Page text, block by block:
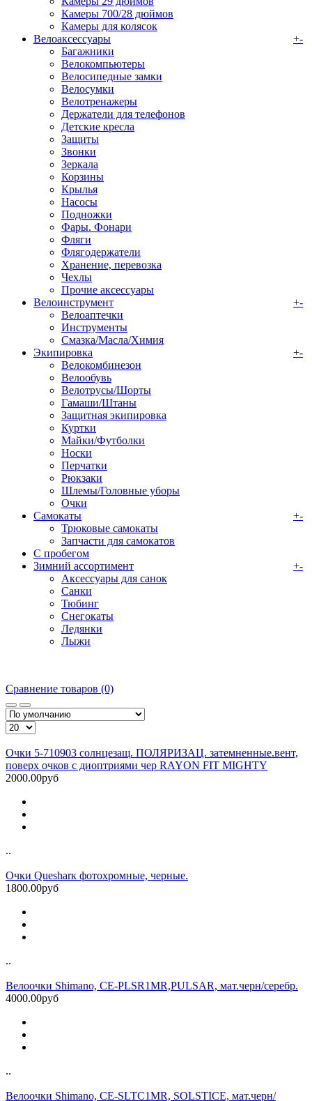
Камеры 700/28 дюймов
Камеры для колясок
Велоаксессуары
+-
Багажники
Велокомпьютеры
Велосипедные замки
Велосумки
Велотренажеры
Держатели для телефонов
Детские кресла
Защиты
Звонки
Зеркала
Корзины
Крылья
Насосы
Подножки
Фары. Фонари
Фляги
Флягодержатели
Хранение, перевозка
Чехлы
Прочие аксессуары
Велоинструмент
+-
Велоаптечки
Инструменты
Смазка/Масла/Химия
Экипировка
+-
Велокомбинезон
Велообувь
Велотрусы/Шорты
Гамаши/Штаны
Защитная экипировка
Куртки
Майки/Футболки
Носки
Перчатки
Рюкзаки
Шлемы/Головные уборы
Очки
Самокаты
+-
Трюковые самокаты
Запчасти для самокатов
С пробегом
Зимний ассортимент
+-
Аксессуары для санок
Санки
Тюбинг
Снегокаты
Ледянки
Лыжи
Сравнение товаров (0)
Очки 5-710903 солнцезащ. ПОЛЯРИЗАЦ. затемненные.вент,
поверх очков с диоптриями чер RAYON FIT MIGHTY
2000.00руб
..
Очки Quesharк фотохромные, черные.
1800.00руб
..
Велоочки Shimano, CE-PLSR1MR,PULSAR, мат.черн/серебр.
4000.00руб
..
Велоочки Shimano, CE-SLTC1MR, SOLSTICE, мат.черн/